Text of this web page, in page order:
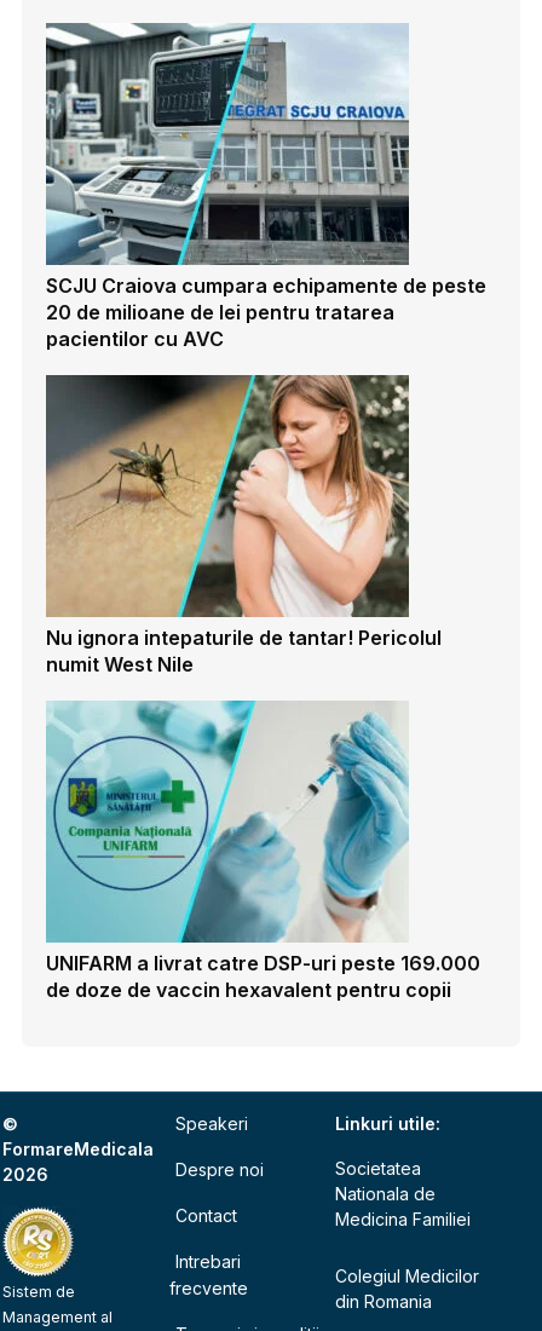
SCJU Craiova cumpara echipamente de peste
20 de milioane de lei pentru tratarea
pacientilor cu AVC
Nu ignora intepaturile de tantar! Pericolul
numit West Nile
UNIFARM a livrat catre DSP-uri peste 169.000
de doze de vaccin hexavalent pentru copii
©
FormareMedicala
2026
Sistem de
Management al
Speakeri
Despre noi
Contact
Intrebari
frecvente
Linkuri utile:
Societatea
Nationala de
Medicina Familiei
Colegiul Medicilor
din Romania